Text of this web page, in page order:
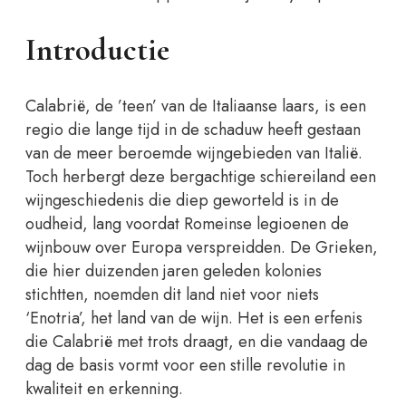
Introductie
Calabrië, de ’teen’ van de Italiaanse laars, is een
regio die lange tijd in de schaduw heeft gestaan
van de meer beroemde wijngebieden van Italië.
Toch herbergt deze bergachtige schiereiland een
wijngeschiedenis die diep geworteld is in de
oudheid, lang voordat Romeinse legioenen de
wijnbouw over Europa verspreidden. De Grieken,
die hier duizenden jaren geleden kolonies
stichtten, noemden dit land niet voor niets
‘Enotria’, het land van de wijn. Het is een erfenis
die Calabrië met trots draagt, en die vandaag de
dag de basis vormt voor een stille revolutie in
kwaliteit en erkenning.